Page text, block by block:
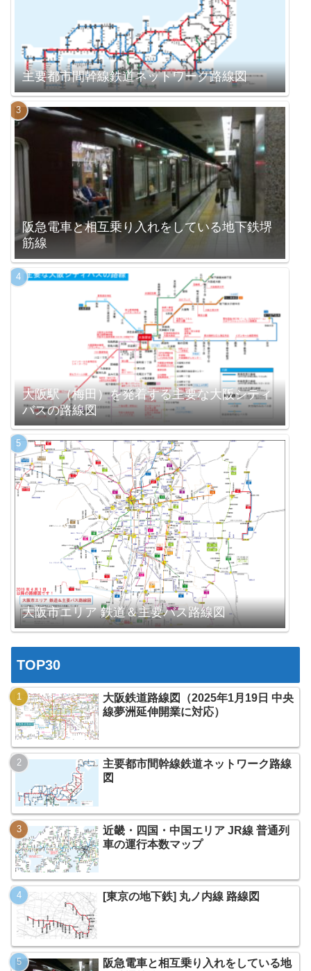
主要都市間幹線鉄道ネットワーク路線図
阪急電車と相互乗り入れをしている地下鉄堺
筋線
大阪駅（梅田）を発着する主要な大阪シティ
バスの路線図
大阪市エリア 鉄道＆主要バス路線図
TOP30
大阪鉄道路線図（2025年1月19日 中央
線夢洲延伸開業に対応）
主要都市間幹線鉄道ネットワーク路線
図
近畿・四国・中国エリア JR線 普通列
車の運行本数マップ
[東京の地下鉄] 丸ノ内線 路線図
阪急電車と相互乗り入れをしている地